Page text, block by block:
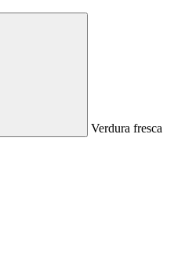
Verdura fresca